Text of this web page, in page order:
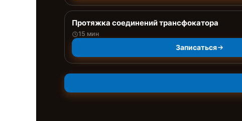
Протяжка соединений трансфокатора
15 мин
Записаться